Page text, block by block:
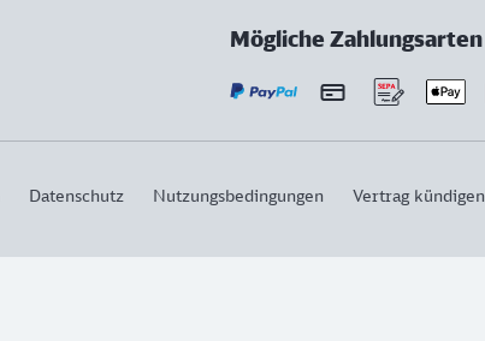
Mögliche Zahlungsarten
Datenschutz Nutzungsbedingungen Vertrag kündigen